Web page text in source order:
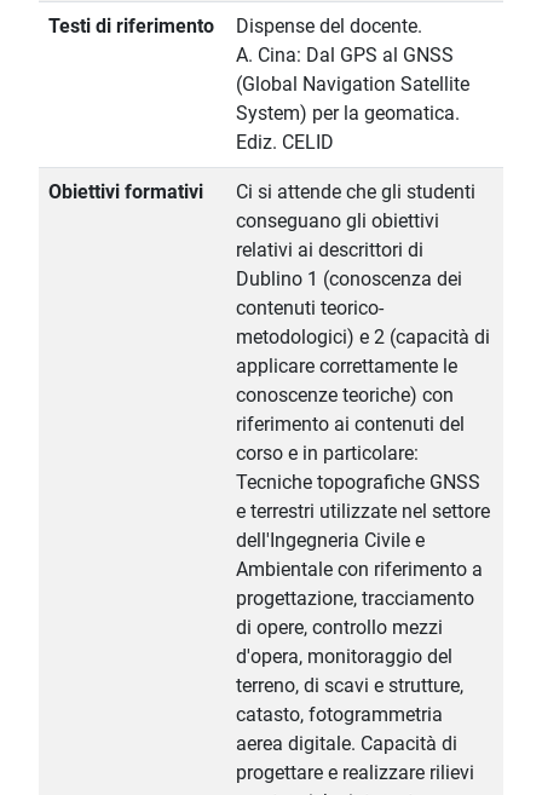
Testi di riferimento
Dispense del docente.
A. Cina: Dal GPS al GNSS
(Global Navigation Satellite
System) per la geomatica.
Ediz. CELID
Obiettivi formativi
Ci si attende che gli studenti
conseguano gli obiettivi
relativi ai descrittori di
Dublino 1 (conoscenza dei
contenuti teorico-
metodologici) e 2 (capacità di
applicare correttamente le
conoscenze teoriche) con
riferimento ai contenuti del
corso e in particolare:
Tecniche topografiche GNSS
e terrestri utilizzate nel settore
dell'Ingegneria Civile e
Ambientale con riferimento a
progettazione, tracciamento
di opere, controllo mezzi
d'opera, monitoraggio del
terreno, di scavi e strutture,
catasto, fotogrammetria
aerea digitale. Capacità di
progettare e realizzare rilievi